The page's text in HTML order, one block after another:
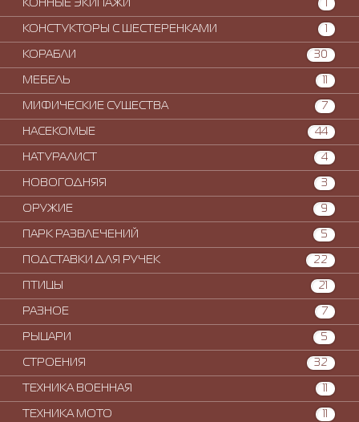
КОННЫЕ ЭКИПАЖИ
КОНСТУКТОРЫ С ШЕСТЕРЕНКАМИ
30
КОРАБЛИ
МЕБЕЛЬ
7
МИФИЧЕСКИЕ СУЩЕСТВА
44
НАСЕКОМЫЕ
4
НАТУРАЛИСТ
3
НОВОГОДНЯЯ
9
ОРУЖИЕ
5
ПАРК РАЗВЛЕЧЕНИЙ
22
ПОДСТАВКИ ДЛЯ РУЧЕК
21
ПТИЦЫ
7
РАЗНОЕ
5
РЫЦАРИ
32
СТРОЕНИЯ
ТЕХНИКА ВОЕННАЯ
ТЕХНИКА МОТО